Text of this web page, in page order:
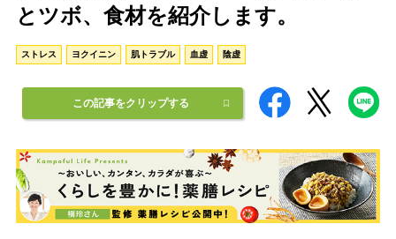
とツボ、食材を紹介します。
ストレス ヨクイニン 肌トラブル 血虚 陰虚
この記事をクリップする